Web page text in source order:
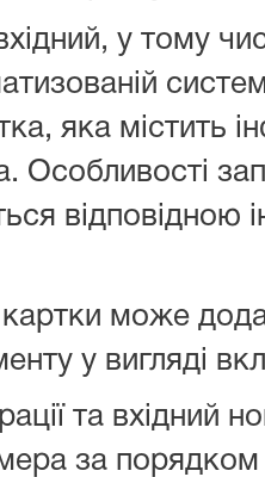
у тому
яка містить
Особливості
відповідною
може
у вигляді
та вхідний
за порядком